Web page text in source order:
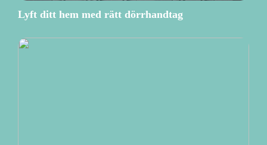
Lyft ditt hem med rätt dörrhandtag